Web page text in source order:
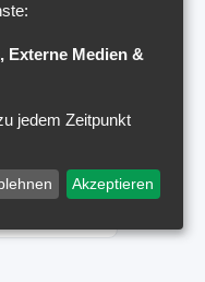
sindUTC+02:00
Externe Medien &
jedem Zeitpunkt
Akzeptieren